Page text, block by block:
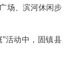
场、滨河休闲步
活动中，固镇县